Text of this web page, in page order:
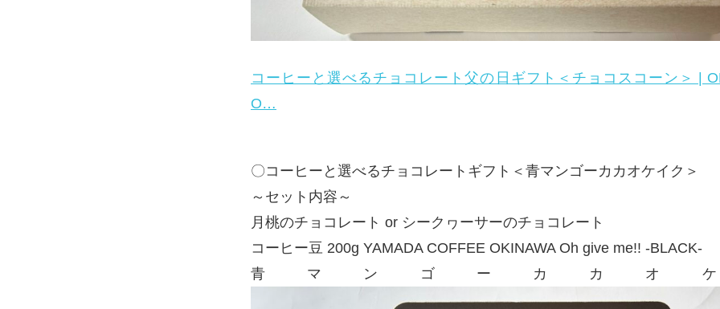
コーヒーと選べるチョコレート父の日ギフト＜チョコスコーン＞ |
O…
〇コーヒーと選べるチョコレートギフト＜青マンゴーカカオケイク＞
～セット内容～
月桃のチョコレート or シークヮーサーのチョコレート
コーヒー豆 200g YAMADA COFFEE OKINAWA Oh give me!! -BLACK-
青マンゴーカカオ